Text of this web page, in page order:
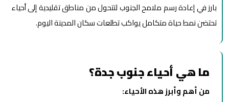
بارز في إعادة رسم ملامح الجنوب لتتحول من مناطق تقليدية إلى أحياء
تحتضن نمط حياة متكامل يواكب تطلعات سكان المدينة اليوم.
ما هي أحياء جنوب جدة؟
من أهم وأبرز هذه الأحياء: